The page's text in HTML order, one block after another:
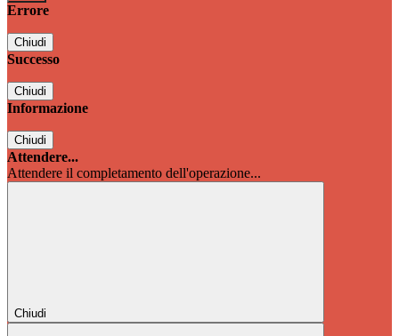
Errore
Chiudi
Successo
Chiudi
Informazione
Chiudi
Attendere...
Attendere il completamento dell'operazione...
Chiudi